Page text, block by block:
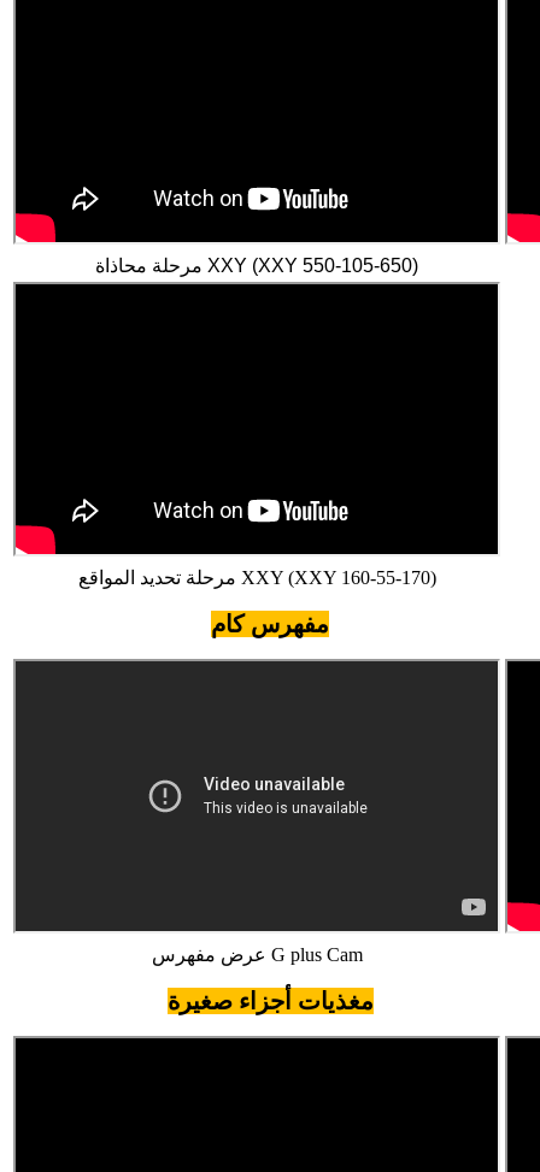
مرحلة محاذاة XXY (XXY 550-105-650)
مرحلة تحديد المواقع XXY (XXY 160-55-170)
مفهرس كام
عرض مفهرس G plus Cam
مغذيات أجزاء صغيرة